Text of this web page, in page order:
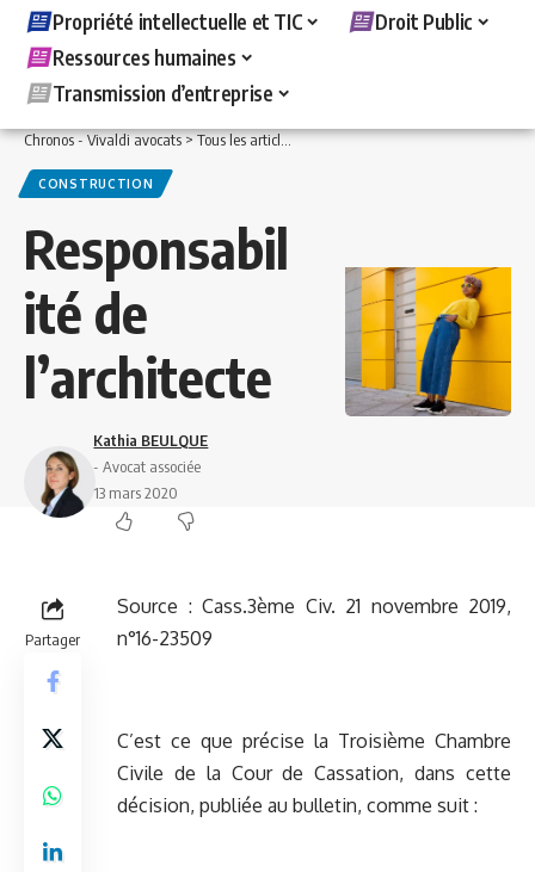
Propriété intellectuelle et TIC
Droit Public
Ressources humaines
Transmission d’entreprise
Chronos - Vivaldi avocats>Tous les articles >Immobilier>Construction>
CONSTRUCTION
Responsabil
ité de
l’architecte
Kathia BEULQUE
- Avocat associée
13 mars 2020
Partager
Source : Cass.3ème Civ. 21 novembre 2019,
n°16-23509
C’est ce que précise la Troisième Chambre
Civile de la Cour de Cassation, dans cette
décision, publiée au bulletin, comme suit :